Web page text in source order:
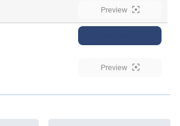
Preview
Preview